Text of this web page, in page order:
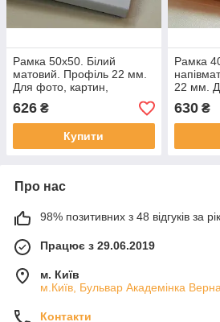
Рамка 50х50. Білий
матовий. Профіль 22 мм.
Для фото, картин,
вишивок
626 ₴
Купити
Рамка
22 мм.
плакатів
630₴
Про нас
98% позитивних з 48 відгуків за рік
Працює з 29.06.2019
м. Київ
м.Київ, Бульвар Академінка
Контакти